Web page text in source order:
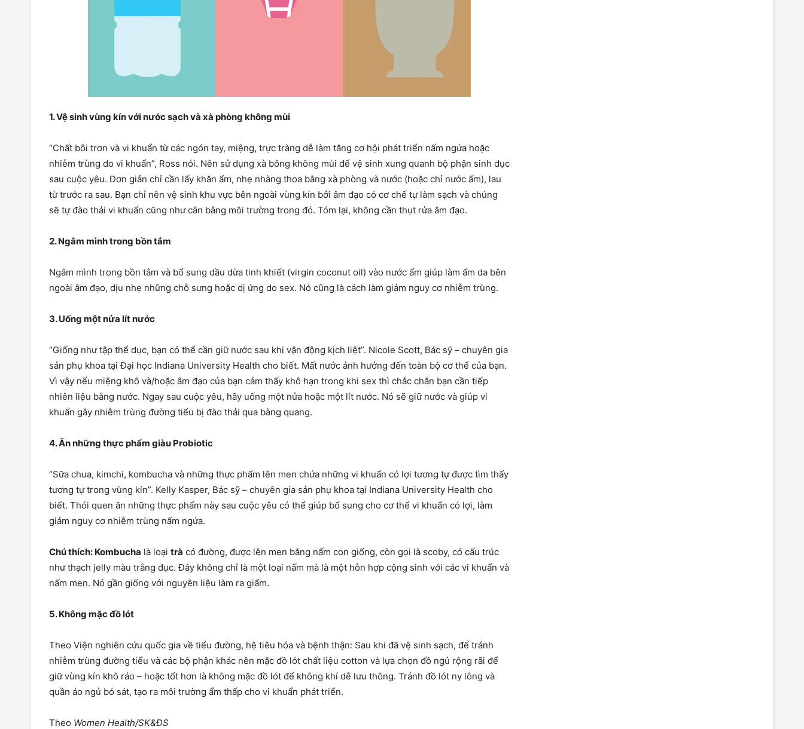
1. Vệ sinh vùng kín với nước sạch và xà phòng không mùi
“Chất bôi trơn và vi khuẩn từ các ngón tay, miệng, trực tràng dễ làm tăng cơ hội phát triển nấm ngứa hoặc
nhiễm trùng do vi khuẩn”, Ross nói. Nên sử dụng xà bông không mùi để vệ sinh xung quanh bộ phận sinh dục
sau cuộc yêu. Đơn giản chỉ cần lấy khăn ấm, nhẹ nhàng thoa bằng xà phòng và nước (hoặc chỉ nước ấm), lau
từ trước ra sau. Bạn chỉ nên vệ sinh khu vực bên ngoài vùng kín bởi âm đạo có cơ chế tự làm sạch và chúng
sẽ tự đào thải vi khuẩn cũng như cân bằng môi trường trong đó. Tóm lại, không cần thụt rửa âm đạo.
2.Ngâm mình trong bồn tắm
Ngâm mình trong bồn tắm và bổ sung dầu dừa tinh khiết (virgin coconut oil) vào nước ấm giúp làm ẩm da bên
ngoài âm đạo, dịu nhẹ những chỗ sưng hoặc dị ứng do sex. Nó cũng là cách làm giảm nguy cơ nhiễm trùng.
3.Uống một nửa lít nước
“Giống như tập thể dục, bạn có thể cần giữ nước sau khi vận động kịch liệt”. Nicole Scott, Bác sỹ – chuyên gia
sản phụ khoa tại Đại học Indiana University Health cho biết. Mất nước ảnh hưởng đến toàn bộ cơ thể của bạn.
Vì vậy nếu miệng khô và/hoặc âm đạo của bạn cảm thấy khô hạn trong khi sex thì chắc chắn bạn cần tiếp
nhiên liệu bằng nước. Ngay sau cuộc yêu, hãy uống một nửa hoặc một lít nước. Nó sẽ giữ nước và giúp vi
khuẩn gây nhiễm trùng đường tiểu bị đào thải qua bàng quang.
4.Ăn những thực phẩm giàu Probiotic
“Sữa chua, kimchi, kombucha và những thực phẩm lên men chứa những vi khuẩn có lợi tương tự được tìm thấy
tương tự trong vùng kín”. Kelly Kasper, Bác sỹ – chuyên gia sản phụ khoa tại Indiana University Health cho
biết. Thói quen ăn những thực phẩm này sau cuộc yêu có thể giúp bổ sung cho cơ thể vi khuẩn có lợi, làm
giảm nguy cơ nhiễm trùng nấm ngứa.
Chú thích: Kombucha là loại trà có đường, được lên men bằng nấm con giống, còn gọi là scoby, có cấu trúc
như thạch jelly màu trắng đục. Đây không chỉ là một loại nấm mà là một hỗn hợp cộng sinh với các vi khuẩn và
nấm men. Nó gần giống với nguyên liệu làm ra giấm.
5.Không mặc đồ lót
Theo Viện nghiên cứu quốc gia về tiểu đường, hệ tiêu hóa và bệnh thận: Sau khi đã vệ sinh sạch, để tránh
nhiễm trùng đường tiểu và các bộ phận khác nên mặc đồ lót chất liệu cotton và lựa chọn đồ ngủ rộng rãi để
giữ vùng kín khô ráo – hoặc tốt hơn là không mặc đồ lót để không khí dễ lưu thông. Tránh đồ lót ny lông và
quần áo ngủ bó sát, tạo ra môi trường ẩm thấp cho vi khuẩn phát triển.
Theo Women Health/SK&ĐS